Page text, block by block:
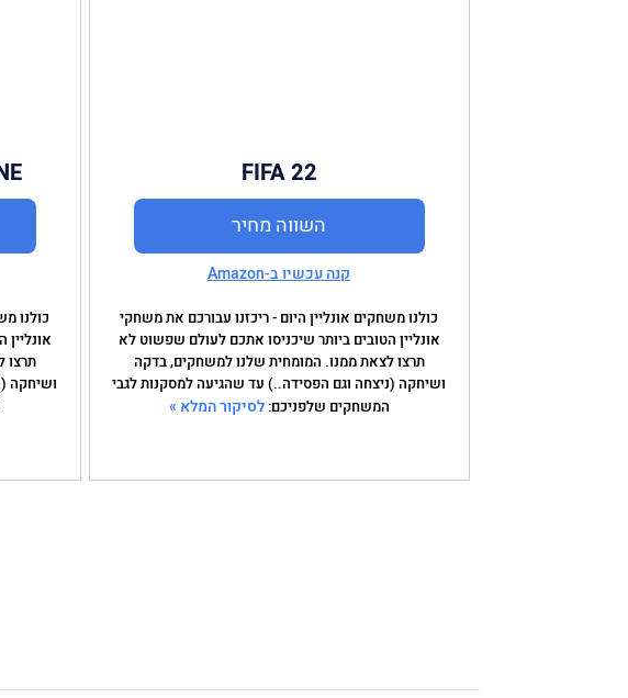
FIFA 22
השווה מחיר
קנה עכשיו ב-Amazon
כולנו משחקים אונליין היום - ריכזנו עבורכם את משחקי
אונליין הטובים ביותר שיכניסו אתכם לעולם שפשוט לא
תרצו לצאת ממנו. המומחית שלנו למשחקים, בדקה
ושיחקה (ניצחה וגם הפסידה..) עד שהגיעה למסקנות לגבי
המשחקים שלפניכם: לסיקור המלא »
כולנו
תרצו
ושיחקה